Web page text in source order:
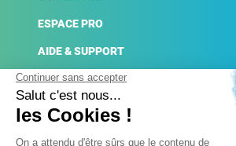
ESPACE PRO
AIDE & SUPPORT
ACTUALITÉS